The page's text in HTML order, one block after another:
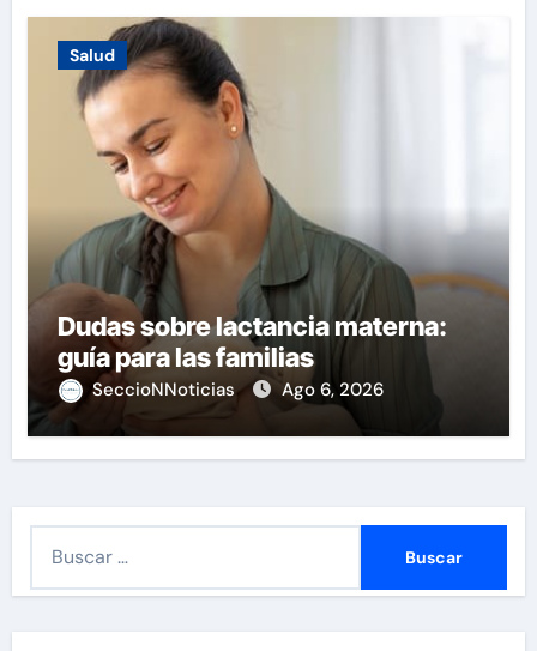
Salud
Dudas sobre lactancia materna:
guía para las familias
SeccioNNoticias Ago 6, 2026